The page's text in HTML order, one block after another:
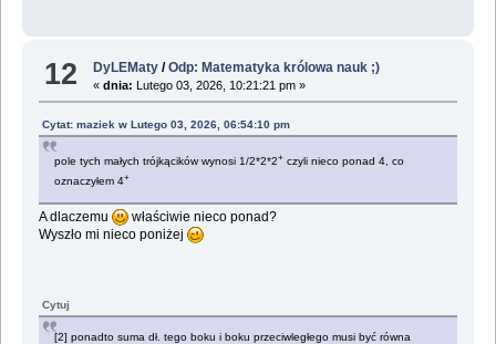
12 DyLEMaty /Odp: Matematyka królowa nauk ;)
«dnia: Lutego 03, 2026, 10:21:21 pm »
Cytat: maziek w Lutego 03, 2026, 06:54:10 pm
pole tych małych trójkącików wynosi 1/2*2*2+czyli nieco ponad 4, co
oznaczyłem 4+
A dlaczemu
właściwie nieco ponad?
Wyszło mi nieco poniżej
Cytuj
[2] ponadto suma dł. tego boku i boku przeciwległego musi być równa